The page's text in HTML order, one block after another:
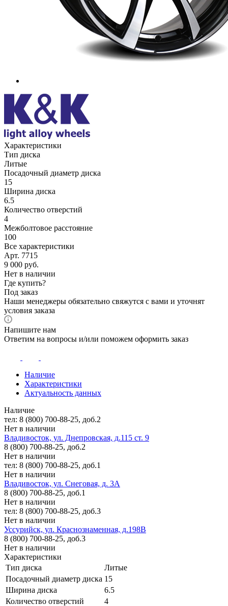
Характеристики
Тип диска
Литые
Посадочный диаметр диска
15
Ширина диска
6.5
Количество отверстий
4
Межболтовое расстояние
100
Все характеристики
Арт. 7715
9 000 руб.
Нет в наличии
Где купить?
Под заказ
Наши менеджеры обязательно свяжутся с вами и уточнят
условия заказа
Напишите нам
Ответим на вопросы и/или поможем оформить заказ
Наличие
Характеристики
Актуальность данных
Наличие
тел: 8 (800) 700-88-25, доб.2
Нет в наличии
Владивосток, ул. Днепровская, д.115 ст. 9
8 (800) 700-88-25, доб.2
Нет в наличии
тел: 8 (800) 700-88-25, доб.1
Нет в наличии
Владивосток, ул. Снеговая, д. 3А
8 (800) 700-88-25, доб.1
Нет в наличии
тел: 8 (800) 700-88-25, доб.3
Нет в наличии
Уссурийск, ул. Краснознаменная, д.198В
8 (800) 700-88-25, доб.3
Нет в наличии
Характеристики
Тип диска
Литые
Посадочный диаметр диска 15
Ширина диска
6.5
Количество отверстий
4